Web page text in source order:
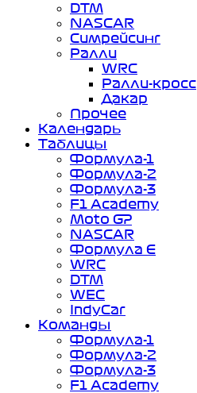
DTM
NASCAR
Симрейсинг
Ралли
WRC
Ралли-кросс
Дакар
Прочее
Календарь
Таблицы
Формула-1
Формула-2
Формула-3
F1 Academy
Moto GP
NASCAR
Формула Е
WRC
DTM
WEC
IndyCar
Команды
Формула-1
Формула-2
Формула-3
F1 Academy